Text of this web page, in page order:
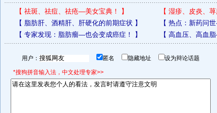
【 祛斑、祛痘、祛疮—美女宝典！ 】 【 湿疹、皮炎、
【 脂肪肝、酒精肝、肝硬化的前期症状 】 【 热点：新药问
【 专家发现：脂肪瘤—也会变成癌症！ 】 【 高血压、高血
用户： 匿名 隐藏地址 设为辩论话题
*搜狗拼音输入法，中文处理专家>>